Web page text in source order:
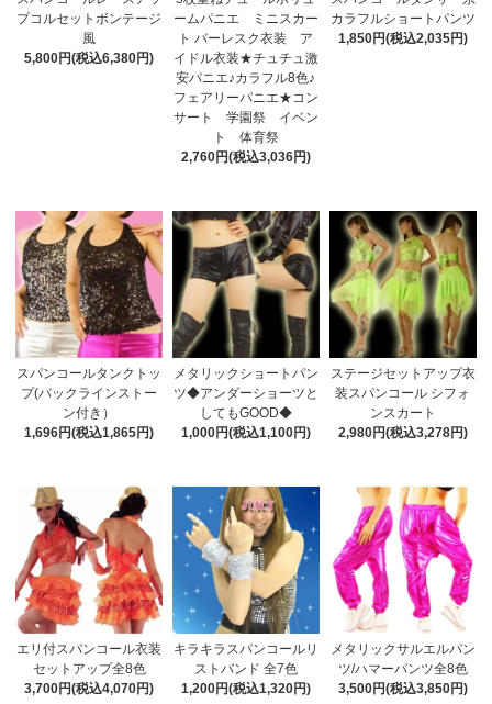
プコルセットボンテージ
風
5,800円(税込6,380円)
ームパニエ ミニスカー
ト バーレスク衣装 ア
イドル衣装★チュチュ激
安パニエ♪カラフル8色♪
フェアリーパニエ★コン
サート 学園祭 イベン
ト 体育祭
2,760円(税込3,036円)
カラフルショートパンツ
1,850円(税込2,035円)
スパンコールタンクトッ
プ(バックラインストー
ン付き）
1,696円(税込1,865円)
メタリックショートパン
ツ◆アンダーショーツと
してもGOOD◆
1,000円(税込1,100円)
ステージセットアップ衣
装スパンコール シフォ
ンスカート
2,980円(税込3,278円)
エリ付スパンコール衣装
セットアップ全8色
3,700円(税込4,070円)
キラキラスパンコールリ
ストバンド 全7色
1,200円(税込1,320円)
メタリックサルエルパン
ツ/ハマーパンツ全8色
3,500円(税込3,850円)